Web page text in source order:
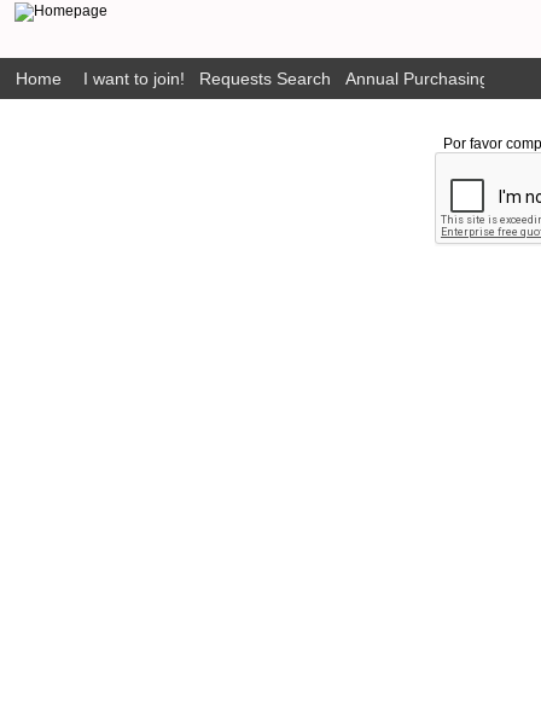
Home I want to join! Requests Search Annual Purchasing Plan
Por favor